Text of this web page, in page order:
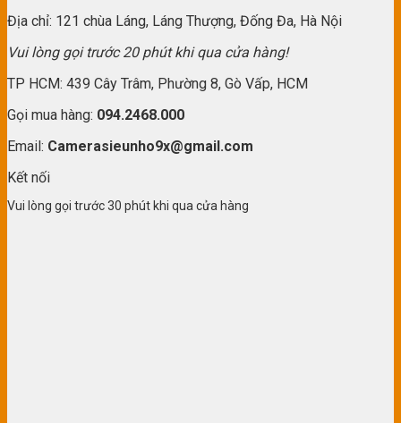
Địa chỉ: 121 chùa Láng, Láng Thượng, Đống Đa, Hà Nội
Vui lòng gọi trước 20 phút khi qua cửa hàng!
TP HCM: 439 Cây Trâm, Phường 8, Gò Vấp, HCM
Gọi mua hàng: 094.2468.000
Email: Camerasieunho9x@gmail.com
Kết nối
Vui lòng gọi trước 30 phút khi qua cửa hàng